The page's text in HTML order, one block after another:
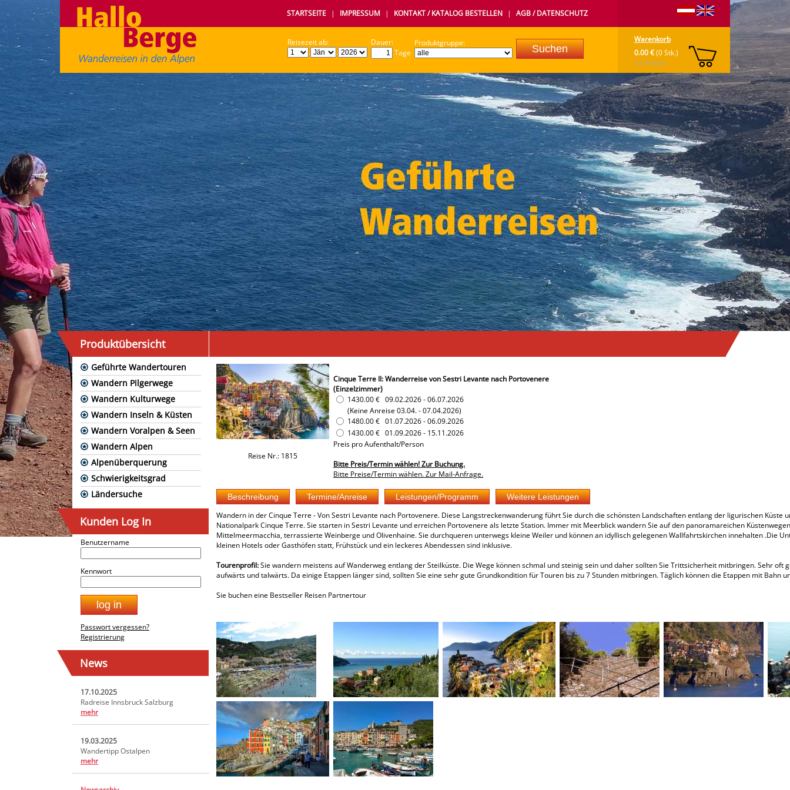
STARTSEITE | IMPRESSUM | KONTAKT / KATALOG BESTELLEN | AGB / DATENSCHUTZ
Reisezeit ab:
.
.
Dauer:
Tage
Produktgruppe:
Warenkorb
0.00 €(0 Stk.)
zur Kassa
Produktübersicht
Geführte Wandertouren
Wandern Pilgerwege
Wandern Kulturwege
Wandern Inseln & Küsten
Wandern Voralpen & Seen
Wandern Alpen
Alpenüberquerung
Schwierigkeitsgrad
Ländersuche
Kunden Log In
Benutzername
Kennwort
Passwort vergessen?
Registrierung
News
17.10.2025
Radreise Innsbruck Salzburg
mehr
19.03.2025
Wandertipp Ostalpen
mehr
Reise Nr.: 1815
Cinque Terre II: Wanderreise von Sestri Levante nach Portovenere
(Einzelzimmer)
1430.00 € 09.02.2026-06.07.2026
(Keine Anreise 03.04. - 07.04.2026)
1480.00 € 01.07.2026-06.09.2026
1430.00 € 01.09.2026- 15.11.2026
Preis pro Aufenthalt/Person
Bitte Preis/Termin wählen! Zur Buchung.
Bitte Preise/Termin wählen. Zur Mail-Anfrage.
Wandern in der Cinque Terre - Von Sestri Levante nach Portovenere. Diese Langstreckenwanderung führt Sie durch die schönsten Landschaften entlang der ligurischen Küste
Nationalpark Cinque Terre. Sie starten in Sestri Levante und erreichen Portovenere als letzte Station. Immer mit Meerblick wandern Sie auf den panoramareichen
Mittelmeermacchia, terrassierte Weinberge und Olivenhaine. Sie durchqueren unterwegs kleine Weiler und können an idyllisch gelegenen Wallfahrtskirchen innehalten .Die
kleinen Hotels oder Gasthöfen statt, Frühstück und ein leckeres Abendessen sind inklusive.
Tourenprofil:Sie wandern meistens auf Wanderweg entlang der Steilküste. Die Wege können schmal und steinig sein und daher sollten Sie Trittsicherheit mitbringen. Sehr oft
aufwärts und talwärts. Da einige Etappen länger sind, sollten Sie eine sehr gute Grundkondition für Touren bis zu 7 Stunden mitbringen. Täglich können die Etappen mit Bahn
Sie buchen eine Bestseller Reisen Partnertour